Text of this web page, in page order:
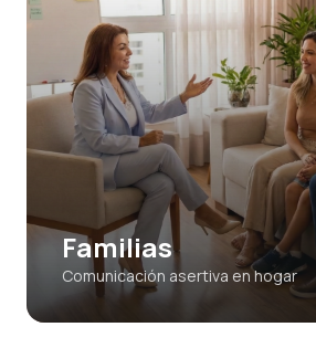
Familias
Comunicación asertiva en hogar